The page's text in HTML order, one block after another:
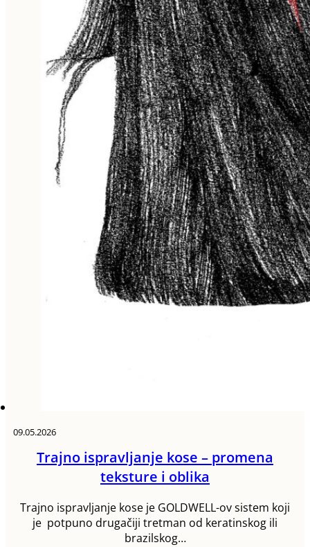
09.05.2026
Trajno ispravljanje kose – promena
teksture i oblika
Trajno ispravljanje kose je GOLDWELL-ov sistem koji
je potpuno drugačiji tretman od keratinskog ili
brazilskog…